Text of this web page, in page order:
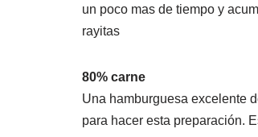
un poco mas de tiempo y
rayitas
80% carne
Una hamburguesa excelente
para hacer esta preparación.